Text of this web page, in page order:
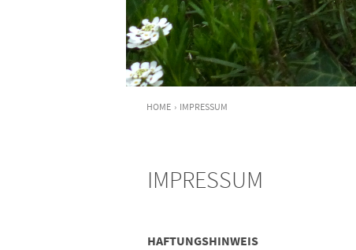
HOME › IMPRESSUM
IMPRESSUM
HAFTUNGSHINWEIS